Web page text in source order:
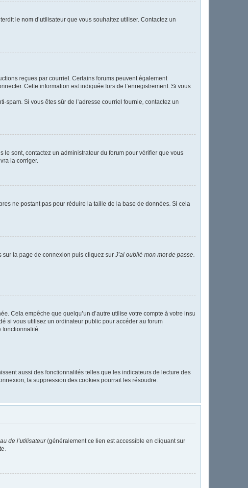
le nom d’utilisateur que vous souhaitez utiliser. Contactez un
reçues par courriel. Certains forums peuvent également
Cette information est indiquée lors de l’enregistrement. Si vous
Si vous êtes sûr de l’adresse courriel fournie, contactez un
le sont, contactez un administrateur du forum pour vérifier que vous
la corriger.
ne postant pas pour réduire la taille de la base de données. Si cela
sur la page de connexion puis cliquez sur J’ai oublié mon mot de passe.
Cela empêche que quelqu’un d’autre utilise votre compte à votre insu
si vous utilisez un ordinateur public pour accéder au forum
fonctionnalité.
aussi des fonctionnalités telles que les indicateurs de lecture des
la suppression des cookies pourrait les résoudre.
de l’utilisateur(généralement ce lien est accessible en cliquant sur